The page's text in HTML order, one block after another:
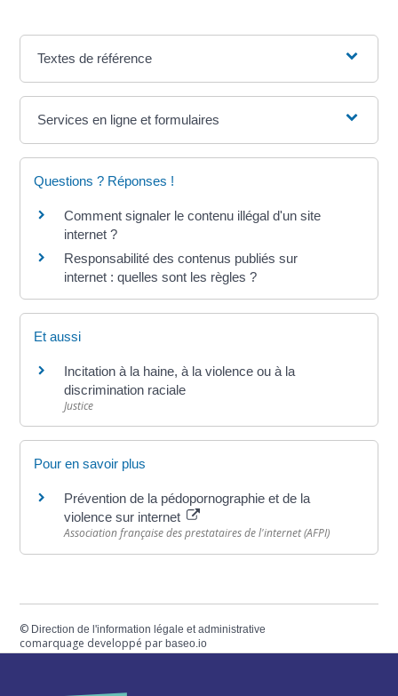
Textes de référence
Services en ligne et formulaires
Questions ? Réponses !
Comment signaler le contenu illégal d'un site
internet ?
Responsabilité des contenus publiés sur
internet : quelles sont les règles ?
Et aussi
Incitation à la haine, à la violence ou à la
discrimination raciale
Justice
Pour en savoir plus
Prévention de la pédopornographie et de la
violence sur internet
Association française des prestataires de l'internet (AFPI)
© Direction de l'information légale et administrative
comarquage developpé parbaseo.io